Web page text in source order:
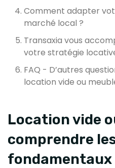
Comment adapter
marché local ?
Transaxia vous
votre stratégie
FAQ - D’autres
location vide ou
Location vide
comprendre
fondamentaux